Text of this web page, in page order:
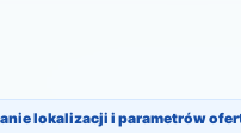
lokalizacji i parametrów